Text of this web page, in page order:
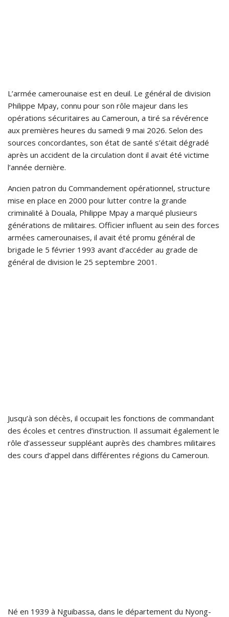
L’armée camerounaise est en deuil. Le général de division
Philippe Mpay, connu pour son rôle majeur dans les
opérations sécuritaires au Cameroun, a tiré sa révérence
aux premières heures du samedi 9 mai 2026. Selon des
sources concordantes, son état de santé s’était dégradé
après un accident de la circulation dont il avait été victime
l’année dernière.
Ancien patron du Commandement opérationnel, structure
mise en place en 2000 pour lutter contre la grande
criminalité à Douala, Philippe Mpay a marqué plusieurs
générations de militaires. Officier influent au sein des forces
armées camerounaises, il avait été promu général de
brigade le 5 février 1993 avant d’accéder au grade de
général de division le 25 septembre 2001.
Jusqu’à son décès, il occupait les fonctions de commandant
des écoles et centres d’instruction. Il assumait également le
rôle d’assesseur suppléant auprès des chambres militaires
des cours d’appel dans différentes régions du Cameroun.
Né en 1939 à Nguibassa, dans le département du Nyong-